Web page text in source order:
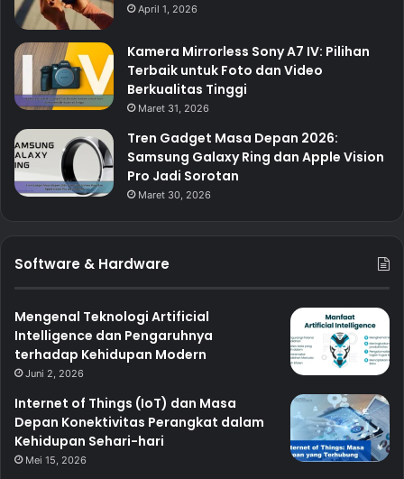
April 1, 2026
Kamera Mirrorless Sony A7 IV: Pilihan
Terbaik untuk Foto dan Video
Berkualitas Tinggi
Maret 31, 2026
Tren Gadget Masa Depan 2026:
Samsung Galaxy Ring dan Apple Vision
Pro Jadi Sorotan
Maret 30, 2026
Software & Hardware
Mengenal Teknologi Artificial
Intelligence dan Pengaruhnya
terhadap Kehidupan Modern
Juni 2, 2026
Internet of Things (IoT) dan Masa
Depan Konektivitas Perangkat dalam
Kehidupan Sehari-hari
Mei 15, 2026